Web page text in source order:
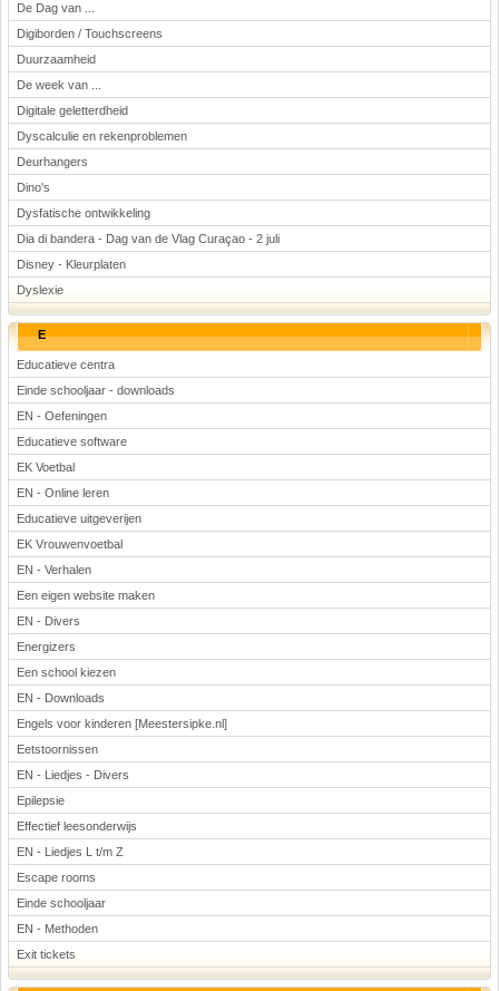
De Dag van ...
Digiborden / Touchscreens
Duurzaamheid
De week van ...
Digitale geletterdheid
Dyscalculie en rekenproblemen
Deurhangers
Dino's
Dysfatische ontwikkeling
Dia di bandera - Dag van de Vlag Curaçao - 2 juli
Disney - Kleurplaten
Dyslexie
E
Educatieve centra
Einde schooljaar - downloads
EN - Oefeningen
Educatieve software
EK Voetbal
EN - Online leren
Educatieve uitgeverijen
EK Vrouwenvoetbal
EN - Verhalen
Een eigen website maken
EN - Divers
Energizers
Een school kiezen
EN - Downloads
Engels voor kinderen [Meestersipke.nl]
Eetstoornissen
EN - Liedjes - Divers
Epilepsie
Effectief leesonderwijs
EN - Liedjes L t/m Z
Escape rooms
Einde schooljaar
EN - Methoden
Exit tickets